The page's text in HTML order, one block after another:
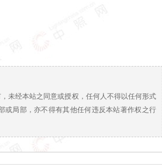
未经本站之同意或授权，任何人不得以任何形式
或局部，亦不得有其他任何违反本站著作权之行